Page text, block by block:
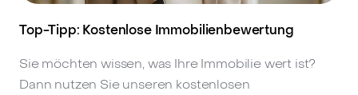
Top-Tipp: Kostenlose Immobilienbewertung
Sie möchten wissen, was Ihre Immobilie wert ist?
Dann nutzen Sie unseren kostenlosen